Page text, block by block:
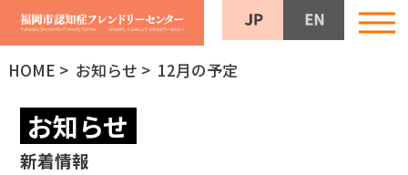
HOME > お知らせ > 12月の予定
お知らせ
新着情報